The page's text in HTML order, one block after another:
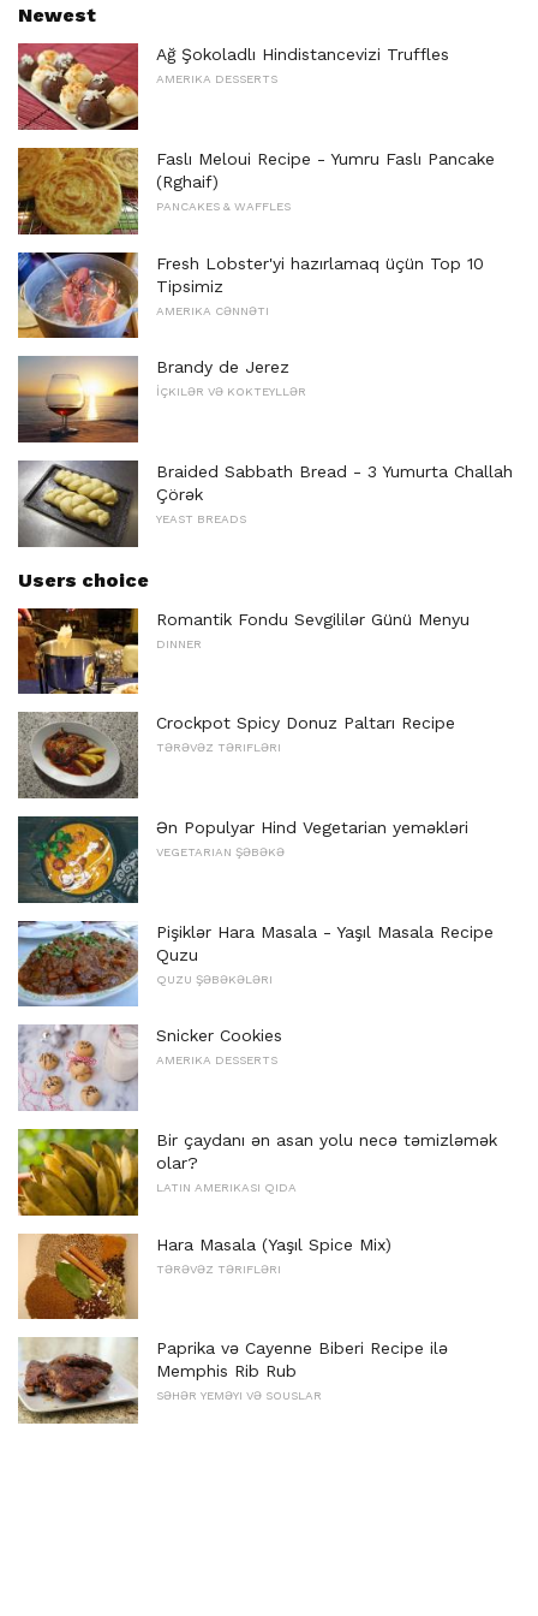
Newest
Ağ Şokoladlı Hindistancevizi Truffles
AMERIKA DESSERTS
Faslı Meloui Recipe - Yumru Faslı Pancake
(Rghaif)
PANCAKES & WAFFLES
Fresh Lobster'yi hazırlamaq üçün Top 10
Tipsimiz
AMERIKA CƏNNƏTI
Brandy de Jerez
İÇKILƏR VƏ KOKTEYLLƏR
Braided Sabbath Bread - 3 Yumurta Challah
Çörək
YEAST BREADS
Users choice
Romantik Fondu Sevgililər Günü Menyu
DINNER
Crockpot Spicy Donuz Paltarı Recipe
TƏRƏVƏZ TƏRIFLƏRI
Ən Populyar Hind Vegetarian yeməkləri
VEGETARIAN ŞƏBƏKƏ
Pişiklər Hara Masala - Yaşıl Masala Recipe
Quzu
QUZU ŞƏBƏKƏLƏRI
Snicker Cookies
AMERIKA DESSERTS
Bir çaydanı ən asan yolu necə təmizləmək
olar?
LATIN AMERIKASI QIDA
Hara Masala (Yaşıl Spice Mix)
TƏRƏVƏZ TƏRIFLƏRI
Paprika və Cayenne Biberi Recipe ilə
Memphis Rib Rub
SƏHƏR YEMƏYI VƏ SOUSLAR